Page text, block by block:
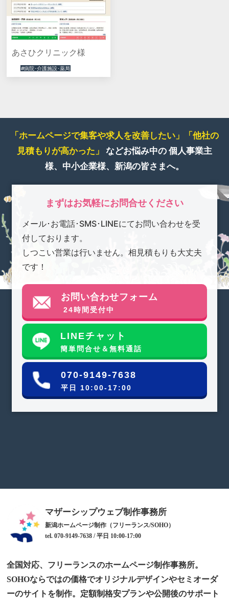
あさひクリニック様
#病院･介護施設･薬局
「ホームページで集客や求人を改善したい」
「他社の
見積もりが高かった」 などお悩み中の 個人事業主
様、中小企業様、新潟の皆さまへ。
まずはお気軽にお問合せください
メール･お電話･SMS･LINEにてお問い合わせを受
付しております。
しつこい営業は行いません。相見積もりも大丈夫
です！
お問い合わせフォーム
24時間受付中
LINEチャット
簡単問合せ＆無料通話
070-9149-7638
平日 10:00-17:00
マザーシップウェブ制作事務所
新潟ホームページ制作（フリーランス/SOHO）
tel. 070-9149-7638 / 平日 10:00-17:00
全国対応、フリーランスのホームページ制作事務所。
SOHOならではの価格でオリジナルデザインやセミオーダ
ーのサイトを制作。定額制格安プランや公開後のサポート